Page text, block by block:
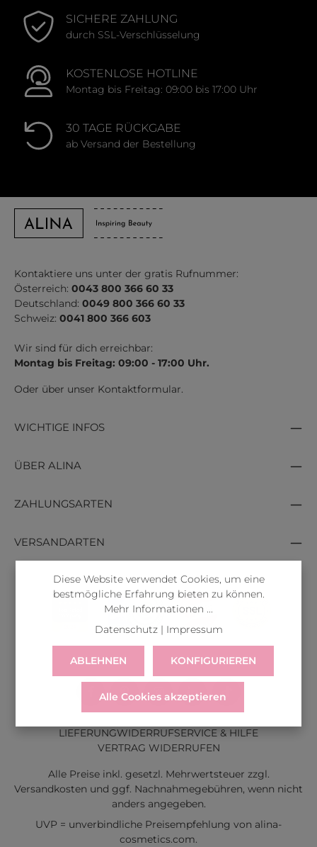
SICHERE ZAHLUNG
durch SSL-Verschlüsselung
KOSTENLOSE HOTLINE
Montag bis Freitag: 09:00 bis 17:00 Uhr
30 TAGE RÜCKGABE
ab Versand der Bestellung
Kontaktiere uns unter der gratis Rufnummer:
Österreich: 0043 800 366 60 33
Deutschland: 0049 800 366 60 33
Schweiz: 0041 800 366 603
Wir sind für dich erreichbar:
Montag bis Freitag: 09:00 - 17:00 Uhr.
Oder über unser Kontaktformular.
WICHTIGE INFOS
ÜBER ALINA
ZAHLUNGSARTEN
VERSANDARTEN
LIEFERUNGWIDERRUFSERVICE & HILFE
VERTRAG WIDERRUFEN
Alle Preise inkl. gesetzl. Mehrwertsteuer zzgl.
Versandkosten und ggf. Nachnahmegebühren, wenn nicht
anders angegeben.
UVP = unverbindliche Preisempfehlung von alina-
cosmetics.com.
Diese Website verwendet Cookies, um eine
bestmögliche Erfahrung bieten zu können.
Mehr Informationen ...
Datenschutz| Impressum
ABLEHNEN KONFIGURIEREN
Alle Cookies akzeptieren